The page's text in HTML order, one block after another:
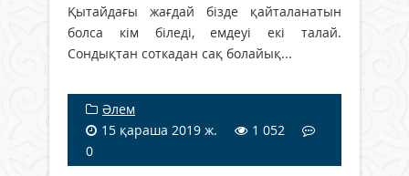
Қытайдағы жағдай бізде қайталанатын
болса кім біледі, емдеуі екі талай.
Сондықтан соткадан сақ болайық...
Әлем
15 қараша 2019 ж.
1 052
0